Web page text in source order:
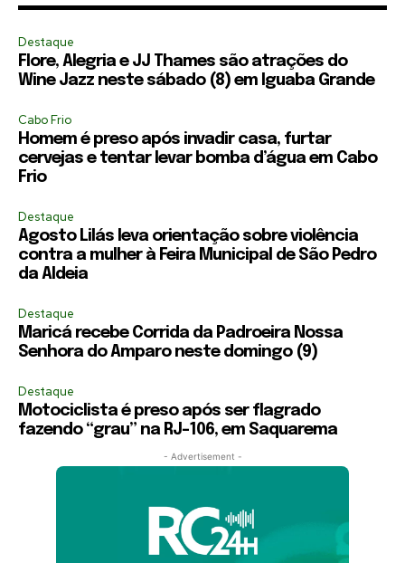
Destaque
Flore, Alegria e JJ Thames são atrações do
Wine Jazz neste sábado (8) em Iguaba Grande
Cabo Frio
Homem é preso após invadir casa, furtar
cervejas e tentar levar bomba d’água em Cabo
Frio
Destaque
Agosto Lilás leva orientação sobre violência
contra a mulher à Feira Municipal de São Pedro
da Aldeia
Destaque
Maricá recebe Corrida da Padroeira Nossa
Senhora do Amparo neste domingo (9)
Destaque
Motociclista é preso após ser flagrado
fazendo “grau” na RJ-106, em Saquarema
- Advertisement -